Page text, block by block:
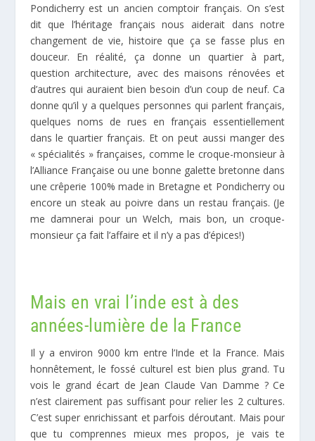
Pondicherry est un ancien comptoir français. On s’est
dit que l’héritage français nous aiderait dans notre
changement de vie, histoire que ça se fasse plus en
douceur. En réalité, ça donne un quartier à part,
question architecture, avec des maisons rénovées et
d’autres qui auraient bien besoin d’un coup de neuf. Ca
donne qu’il y a quelques personnes qui parlent français,
quelques noms de rues en français essentiellement
dans le quartier français. Et on peut aussi manger des
« spécialités » françaises, comme le croque-monsieur à
l’Alliance Française ou une bonne galette bretonne dans
une crêperie 100% made in Bretagne et Pondicherry ou
encore un steak au poivre dans un restau français. (Je
me damnerai pour un Welch, mais bon, un croque-
monsieur ça fait l’affaire et il n’y a pas d’épices!)
Mais en vrai l’inde est à des
années-lumière de la France
Il y a environ 9000 km entre l’Inde et la France. Mais
honnêtement, le fossé culturel est bien plus grand. Tu
vois le grand écart de Jean Claude Van Damme ? Ce
n’est clairement pas suffisant pour relier les 2 cultures.
C’est super enrichissant et parfois déroutant. Mais pour
que tu comprennes mieux mes propos, je vais te